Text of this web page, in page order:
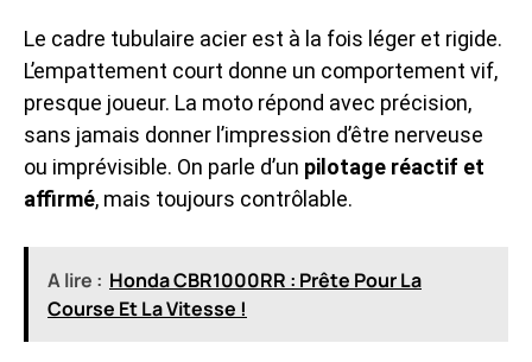
Le cadre tubulaire acier est à la fois léger et rigide.
L’empattement court donne un comportement vif,
presque joueur. La moto répond avec précision,
sans jamais donner l’impression d’être nerveuse
ou imprévisible. On parle d’un pilotage réactif et
affirmé, mais toujours contrôlable.
A lire : Honda CBR1000RR : Prête Pour La
Course Et La Vitesse !